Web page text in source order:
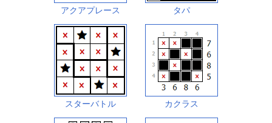
アクアプレース タパ
スターバトル カクラス